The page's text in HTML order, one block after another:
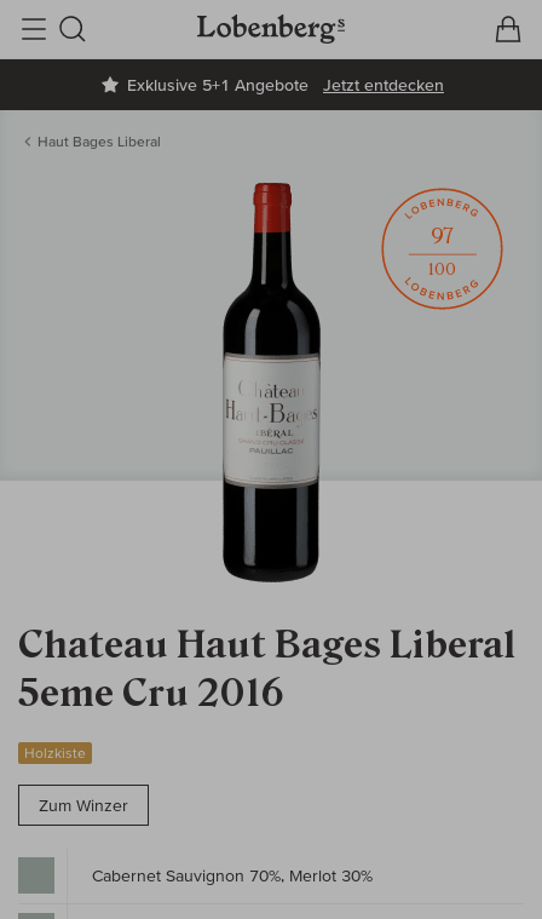
Exklusive 5+1 Angebote Jetzt entdecken
Suche
Haut Bages Liberal
Chateau Haut Bages Liberal
5eme Cru 2016
Holzkiste
Zum Winzer
97
100
Cabernet Sauvignon 70%, Merlot 30%